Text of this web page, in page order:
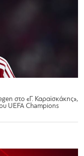
στο «Γ. Καραϊσκάκης»,
UEFA Champions